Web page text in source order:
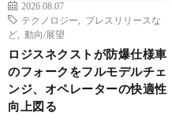
2026.08.07
テクノロジー
プレスリリースな
ど
動向/展望
ロジスネクストが防爆仕様車
のフォークをフルモデルチェ
ンジ、オペレーターの快適性
向上図る